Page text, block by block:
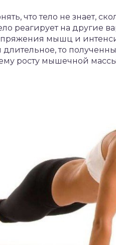
что тело не знает,
реагирует на другие
мышц и
длительное, то
росту мышечной